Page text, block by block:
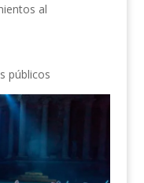
al
públicos